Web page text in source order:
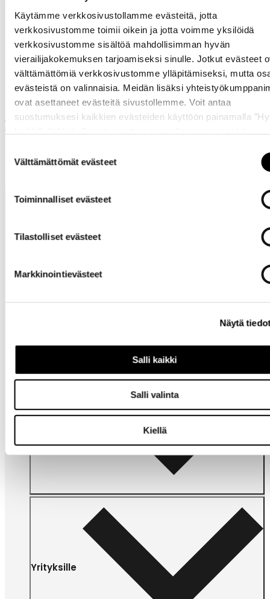
Käytämme verkkosivustollamme evästeitä, jotta
verkkosivustomme toimii oikein ja jotta voimme yksilöidä
verkkosivustomme sisältöä mahdollisimman hyvän
vierailijakokemuksen tarjoamiseksi sinulle. Jotkut evästeet
välttämättömiä verkkosivustomme ylläpitämiseksi, mutta
evästeistä on valinnaisia. Meidän lisäksi
ovat asettaneet evästeitä sivustollemme. Voit antaa
suostumuksesi kaikkien evästeiden käyttöön painamalla
valinta
Välttämättömät evästeet
Toiminnalliset evästeet
Tilastolliset evästeet
Markkinointievästeet
Näytä
Salli kaikki
Salli valinta
Kiellä
Samankaltaisia tuotteita
Muut ostivat myös
Tarvitsetko
Omat
Yrityksille